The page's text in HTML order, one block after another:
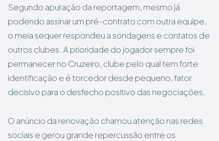
Segundo apuração da reportagem, mesmo já
podendo assinar um pré-contrato com outra equipe,
o meia sequer respondeu a sondagens e contatos de
outros clubes. A prioridade do jogador sempre foi
permanecer no Cruzeiro, clube pelo qual tem forte
identificação e é torcedor desde pequeno, fator
decisivo para o desfecho positivo das negociações.
O anúncio da renovação chamou atenção nas redes
sociais e gerou grande repercussão entre os